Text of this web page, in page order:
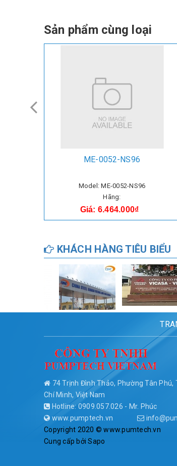
Sản phẩm cùng loại
ME-0052-NS96
Model: ME-0052-NS96
Hãng:
Giá: 6.464.000₫
KHÁCH HÀNG TIÊU BIỂU
74 Trịnh Đình Thảo, Phường Tân Phú,
Chí Minh, Việt Nam
Hotline: 0909.057.026 - Mr. Phúc
www.pumptech.vn
Copyright 2020 © www.pumtech.vn
Cung cấp bởiSapo